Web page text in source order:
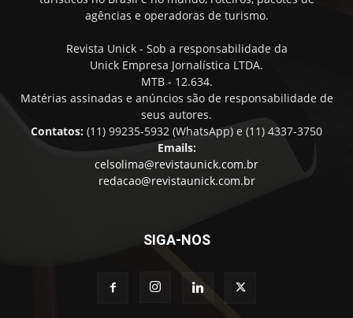
agências e operadoras de turismo.
Revista Unick - Sob a responsabilidade da
Unick Empresa Jornalística LTDA.
MTB - 12.634.
Matérias assinadas e anúncios são de responsabilidade de
seus autores.
Contatos: (11) 99235-5932 (WhatsApp) e (11) 4337-3750
Emails:
celsolima@revistaunick.com.br
redacao@revistaunick.com.br
SIGA-NOS